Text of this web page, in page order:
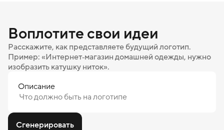
Воплотите свои идеи
Расскажите, как представляете будущий логотип.
Пример: «Интернет‑магазин домашней одежды, нужно
изобразить катушку ниток».
Описание
Сгенерировать